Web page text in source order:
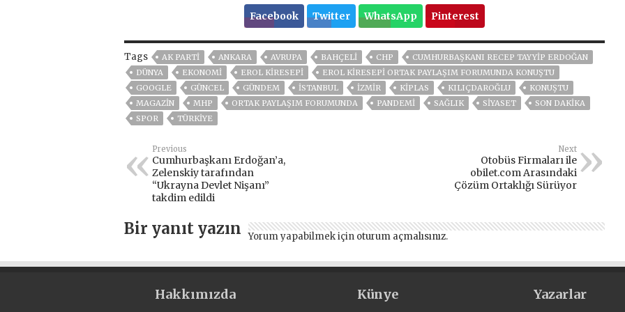
Facebook Twitter WhatsApp Pinterest
Tags AK PARTİ ANKARA AVRUPA BAHÇELİ CHP
CUMHURBAŞKANI RECEP TAYYIP ERDOĞAN
DÜNYA
EKONOMİ EROL KİRESEPİ
EROL KİRESEPİ ORTAK PAYLAŞIM FORUMUNDA KONUŞTU
GOOGLE
GÜNCEL GÜNDEM ISTANBUL İZMIR KİPLAS KILIÇDAROĞLU
KONUŞTU
MAGAZİN
MHP ORTAK PAYLAŞIM FORUMUNDA PANDEMİ SAĞLIK SİYASET
SON DAKIKA
SPOR
TÜRKİYE
Previous
Cumhurbaşkanı Erdoğan’a,
Zelenskiy tarafından
“Ukrayna Devlet Nişanı”
takdim edildi
Next
Otobüs Firmaları ile
obilet.com Arasındaki
Çözüm Ortaklığı Sürüyor
Bir yanıt yazın Yorum yapabilmek için oturum açmalısınız.
Hakkımızda Künye Yazarlar